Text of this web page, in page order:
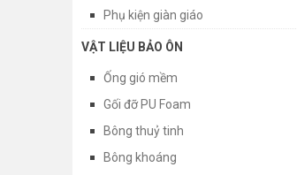
Phụ kiện giàn giáo
VẬT LIỆU BẢO ÔN
Ống gió mềm
Gối đỡ PU Foam
Bông thuỷ tinh
Bông khoáng